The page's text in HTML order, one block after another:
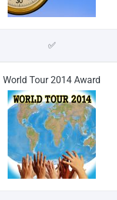
✅
World Tour 2014 Award